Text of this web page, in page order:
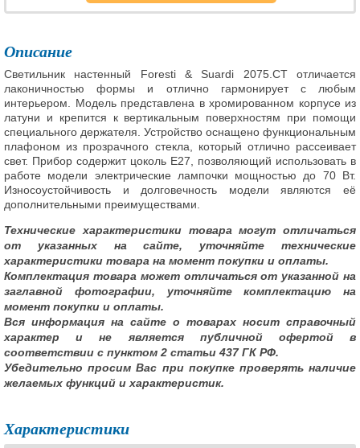
Описание
Светильник настенный Foresti & Suardi 2075.CT отличается
лаконичностью формы и отлично гармонирует с любым
интерьером. Модель представлена в хромированном корпусе из
латуни и крепится к вертикальным поверхностям при помощи
специального держателя. Устройство оснащено функциональным
плафоном из прозрачного стекла, который отлично рассеивает
свет. Прибор содержит цоколь E27, позволяющий использовать в
работе модели электрические лампочки мощностью до 70 Вт.
Износоустойчивость и долговечность модели являются её
дополнительными преимуществами.
Технические характеристики товара могут отличаться
от указанных на сайте, уточняйте технические
характеристики товара на момент покупки и оплаты.
Комплектация товара может отличаться от указанной на
заглавной фотографии, уточняйте комплектацию на
момент покупки и оплаты.
Вся информация на сайте о товарах носит справочный
характер и не является публичной офертой в
соответствии с пунктом 2 статьи 437 ГК РФ.
Убедительно просим Вас при покупке проверять наличие
желаемых функций и характеристик.
Характеристики